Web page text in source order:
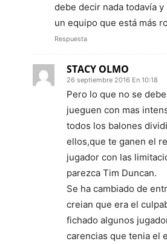
debe decir nada todavía
un equipo que está más
Respuesta
STACY OLMO
26 septiembre 2016 En 10:18
Pero lo que no se
jueguen con mas
todos los balones
ellos,que te ganen el
jugador con las
parezca Tim Duncan.
Se ha cambiado de
creian que era el
fichado algunos
carencias que tenia el